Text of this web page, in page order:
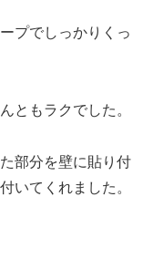
プでしっかりくっ
ともラクでした。
部分を壁に貼り付
いてくれました。